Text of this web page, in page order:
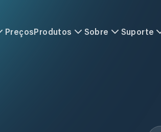
PreçosProdutos Sobre Suporte